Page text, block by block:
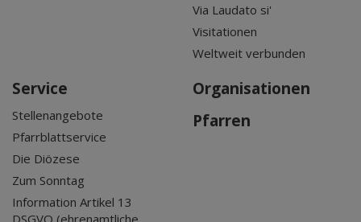
Via Laudato si'
Visitationen
Weltweit verbunden
Service
Stellenangebote
Pfarrblattservice
Die Diözese
Zum Sonntag
Information Artikel 13
DSGVO (ehrenamtliche
Organisationen
Pfarren